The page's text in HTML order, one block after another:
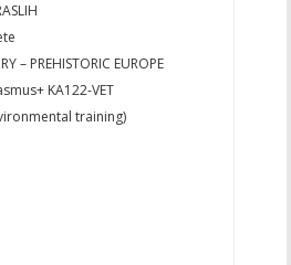
– PREHISTORIC EUROPE
KA122-VET
training)